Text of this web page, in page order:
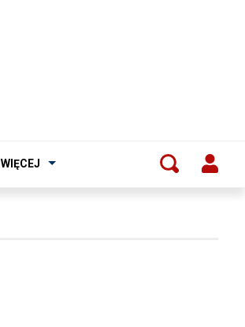
WIĘCEJ